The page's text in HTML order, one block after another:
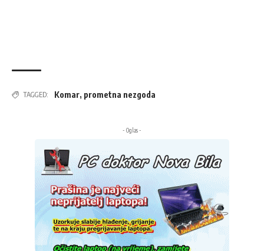
TAGGED: Komar, prometna nezgoda
- Oglas -